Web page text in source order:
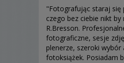
"Fotografując staraj się
czego bez ciebie nikt by
R.Bresson.
fotograficzne, sesje
plenerze, szeroki wybór
fotoksiążek. Posiadam